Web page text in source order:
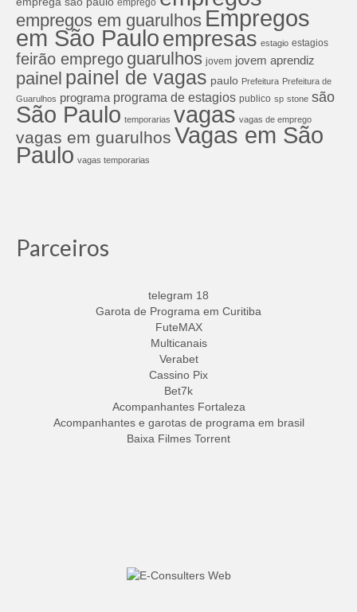
emprego
empregos em guarulhos Empregos
em São Pauloempresas estagio estagios
feirão emprego guarulhos jovem jovem aprendiz
painel painel de vagas paulo Prefeitura Prefeitura de
Guarulhos programa programa de estagios publico sp stone são
São Paulo temporarias vagas vagas de emprego
vagas em guarulhos Vagas em São
Paulo vagas temporarias
Parceiros
telegram 18
Garota de Programa em Curitiba
FuteMAX
Multicanais
Verabet
Cassino Pix
Bet7k
Acompanhantes Fortaleza
Acompanhantes e garotas de programa em brasil
Baixa Filmes Torrent